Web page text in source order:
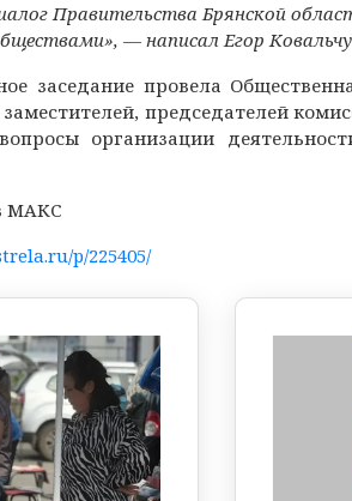
Правительства Брянской
— написал Егор
заседание провела
председателей
организации
МАКС
p/225405/